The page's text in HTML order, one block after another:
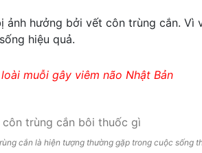
ảnh hưởng bởi vết côn trùng cắn. Vì
hiệu quả.
muỗi gây viêm não Nhật Bản
cắn là hiện tượng thường gặp trong cuộc sống